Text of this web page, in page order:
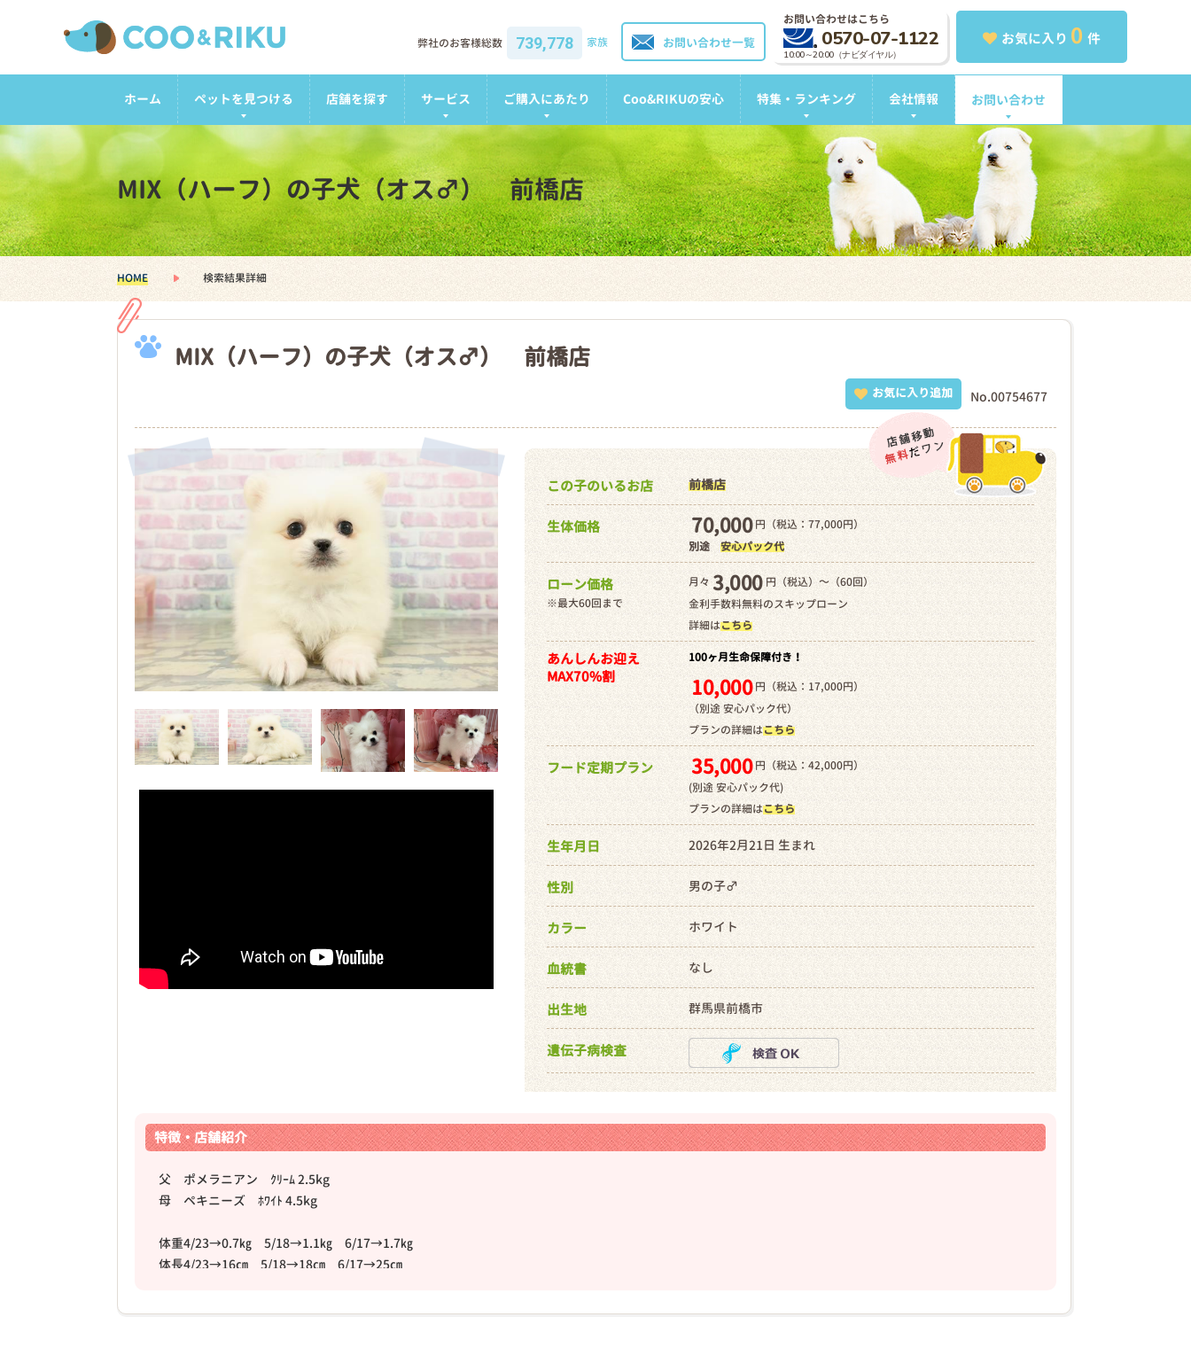
お気に入り 0 件
お問い合わせはこちら
0570-07-1122
10:00～20:00（ナビダイヤル）
お問い合わせ一覧
弊社のお客様総数 739,778 家族
ホーム ペットを見つける 店舗を探す サービス ご購入にあたり Coo&RIKUの安心 特集・ランキング 会社情報 お問い合わせ
MIX（ハーフ）の子犬（オス♂） 前橋店
HOME 検索結果詳細
MIX（ハーフ）の子犬（オス♂） 前橋店
No.00754677
お気に入り追加
この子のいるお店 前橋店
生体価格 70,000円（税込：77,000円）
別途 安心パック代
ローン価格
※最大60回まで
月々 3,000 円（税込）～（60回）
金利手数料無料のスキップローン
詳細はこちら
あんしんお迎え
MAX70%割
100ヶ月生命保障付き！
10,000 円（税込：17,000円）
（別途 安心パック代）
プランの詳細はこちら
フード定期プラン 35,000 円（税込：42,000円）
(別途 安心パック代)
プランの詳細はこちら
生年月日 2026年2月21日 生まれ
性別 男の子♂
カラー ホワイト
血統書 なし
出生地 群馬県前橋市
遺伝子病検査
特徴・店舗紹介
父 ポメラニアン ｸﾘｰﾑ 2.5kg
母 ペキニーズ ﾎﾜｲﾄ 4.5kg
体重4/23→0.7㎏ 5/18→1.1㎏ 6/17→1.7㎏
体長4/23→16㎝ 5/18→18㎝ 6/17→25㎝